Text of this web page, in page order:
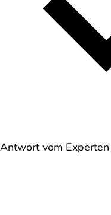
Antwort vom Experten